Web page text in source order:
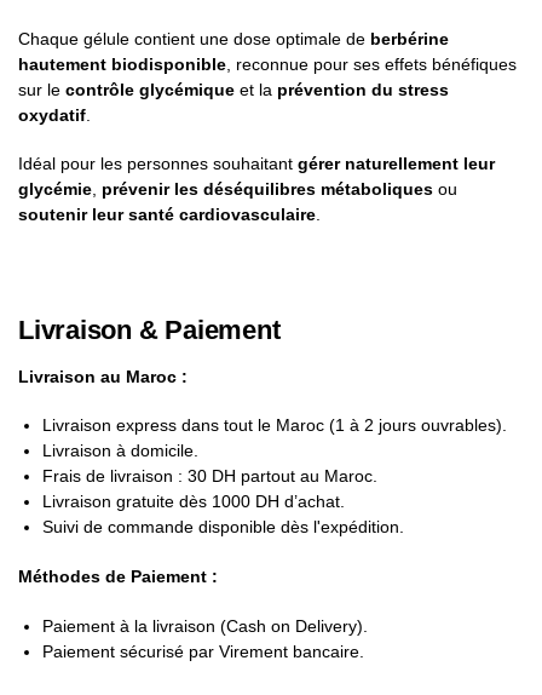
Chaque gélule contient une dose optimale de berbérine
hautement biodisponible , reconnue pour ses effets bénéfiques
sur le contrôle glycémique et la prévention du stress
oxydatif
Idéal pour les personnes souhaitant gérer naturellement leur
glycémie, prévenir les déséquilibres métaboliques ou
soutenir leur santé cardiovasculaire.
Livraison & Paiement
Livraison au Maroc :
Livraison express dans tout le Maroc (1 à 2 jours ouvrables).
Livraison à domicile.
Frais de livraison : 30 DH partout au Maroc.
Livraison gratuite dès 1000 DH d’achat.
Suivi de commande disponible dès l'expédition.
Méthodes de Paiement :
Paiement à la livraison (Cash on Delivery).
Paiement sécurisé par Virement bancaire.